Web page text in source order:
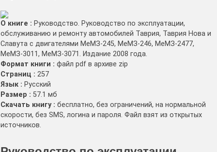
О книге : Руководство. Руководство по эксплуатации,
обслуживанию и ремонту автомобилей Таврия, Таврия Нова и
Славута с двигателями МеМЗ-245, МеМЗ-246, МеМЗ-2477,
МеМЗ-3011, МеМЗ-3071. Издание 2008 года.
Формат книги : файл pdf в архиве zip
Страниц : 257
Язык : Русский
Размер : 57.1 мб
Скачать книгу : бесплатно, без ограничений, на нормальной
скорости, без SMS, логина и пароля. Файл взят из открытых
источников.